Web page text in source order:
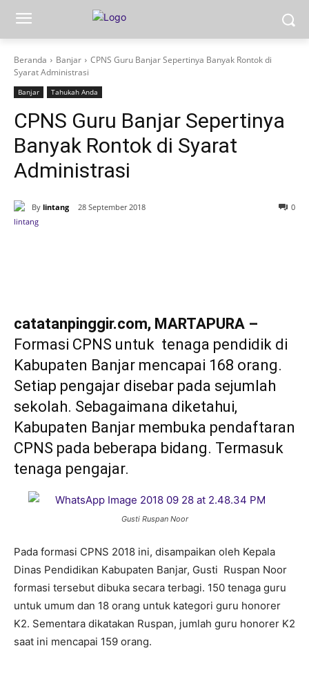
Beranda Banjar
CPNS Guru Banjar Sepertinya Banyak Rontok di
Syarat Administrasi
Banjar Tahukah Anda
CPNS Guru Banjar Sepertinya
Banyak Rontok di Syarat
Administrasi
By lintang 28 September 2018 0
catatanpinggir.com, MARTAPURA –
Formasi CPNS untuk tenaga pendidik di
Kabupaten Banjar mencapai 168 orang.
Setiap pengajar disebar pada sejumlah
sekolah. Sebagaimana diketahui,
Kabupaten Banjar membuka pendaftaran
CPNS pada beberapa bidang. Termasuk
tenaga pengajar.
Gusti Ruspan Noor
Pada formasi CPNS 2018 ini, disampaikan oleh Kepala
Dinas Pendidikan Kabupaten Banjar, Gusti Ruspan Noor
formasi tersebut dibuka secara terbagi. 150 tenaga guru
untuk umum dan 18 orang untuk kategori guru honorer
K2. Sementara dikatakan Ruspan, jumlah guru honorer K2
saat ini mencapai 159 orang.